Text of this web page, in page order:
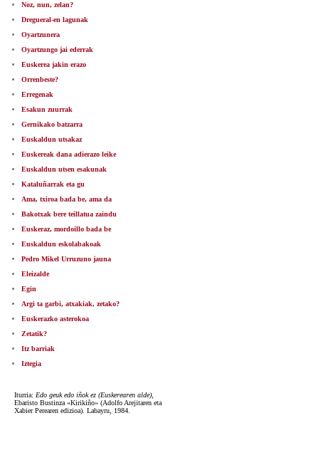
Noz, nun, zelan?
Dregueral-en lagunak
Oyartzunera
Oyartzungo jai ederrak
Euskerea jakin erazo
Orrenbeste?
Erregenak
Esakun zuurrak
Gernikako batzarra
Euskaldun utsakaz
Euskereak dana adierazo leike
Euskaldun utsen esakunak
Kataluñarrak eta gu
Ama, txiroa bada be, ama da
Bakotxak bere teillatua zaindu
Euskeraz, mordoillo bada be
Euskaldun eskolabakoak
Pedro Mikel Urruzuno jauna
Eleizalde
Egin
Argi ta garbi, atxakiak, zetako?
Euskerazko asterokoa
Zetatik?
Itz barriak
Iztegia
Iturria: Edo geuk edo iñok ez (Euskerearen alde)
Ebaristo Bustinza «Kirikiño» (Adolfo Arejitaren eta
Xabier Perearen edizioa). Labayru, 1984.